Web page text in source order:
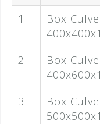
1
Box
2
Box
3
Box